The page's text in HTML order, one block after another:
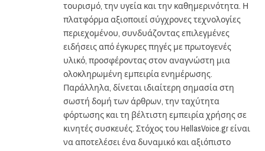
τουρισμό, την υγεία και την καθημερινότητα. Η
πλατφόρμα αξιοποιεί σύγχρονες τεχνολογίες
περιεχομένου, συνδυάζοντας επιλεγμένες
ειδήσεις από έγκυρες πηγές με πρωτογενές
υλικό, προσφέροντας στον αναγνώστη μια
ολοκληρωμένη εμπειρία ενημέρωσης.
Παράλληλα, δίνεται ιδιαίτερη σημασία στη
σωστή δομή των άρθρων, την ταχύτητα
φόρτωσης και τη βέλτιστη εμπειρία χρήσης σε
κινητές συσκευές. Στόχος του HellasVoice.gr είναι
να αποτελέσει ένα δυναμικό και αξιόπιστο